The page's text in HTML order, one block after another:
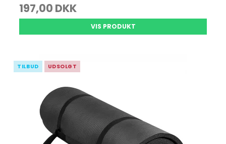
197,00 DKK
VIS PRODUKT
TILBUD UDSOLGT